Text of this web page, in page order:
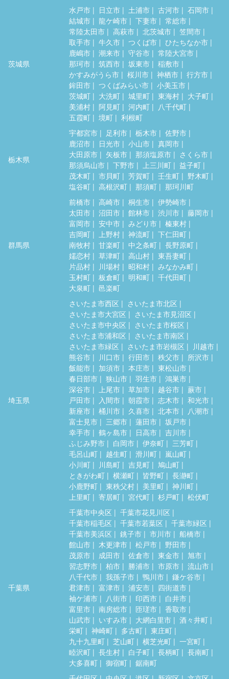
茨城県
水戸市 日立市 土浦市 古河市
石岡市
結城市
龍ケ崎市 下妻市
常総市
常陸太田市
高萩市 北茨城市
笠間市
取手市
牛久市 つくば市
ひたちなか市
鹿嶋市
潮来市 守谷市
常陸大宮市
那珂市
筑西市 坂東市
稲敷市
かすみがうら市
桜川市 神栖市
行方市
鉾田市
つくばみらい市
小美玉市
茨城町
大洗町 城里町 東海村
大子町
美浦村
阿見町 河内町
八千代町
五霞町
境町 利根町
栃木県
宇都宮市 足利市 栃木市
佐野市
鹿沼市
日光市 小山市
真岡市
大田原市
矢板市 那須塩原市
さくら市
那須烏山市
下野市 上三川町
益子町
茂木町
市貝町 芳賀町 壬生町
野木町
塩谷町
高根沢町 那須町 那珂川町
群馬県
前橋市 高崎市 桐生市
伊勢崎市
太田市
沼田市 館林市 渋川市
藤岡市
富岡市
安中市 みどり市
榛東村
吉岡町
上野村 神流町
下仁田町
南牧村
甘楽町 中之条町
長野原町
嬬恋村
草津町 高山村
東吾妻町
片品村
川場村 昭和村
みなかみ町
玉村町
板倉町 明和町
千代田町
大泉町
邑楽町
埼玉県
さいたま市西区
さいたま市北区
さいたま市大宮区
さいたま市見沼区
さいたま市中央区
さいたま市桜区
さいたま市浦和区
さいたま市南区
さいたま市緑区
さいたま市岩槻区
川越市
熊谷市
川口市 行田市 秩父市
所沢市
飯能市
加須市 本庄市
東松山市
春日部市
狭山市 羽生市
鴻巣市
深谷市
上尾市 草加市 越谷市
蕨市
戸田市
入間市 朝霞市 志木市
和光市
新座市
桶川市 久喜市 北本市
八潮市
富士見市
三郷市 蓮田市
坂戸市
幸手市
鶴ヶ島市 日高市
吉川市
ふじみ野市
白岡市 伊奈町
三芳町
毛呂山町
越生町 滑川町
嵐山町
小川町
川島町 吉見町
鳩山町
ときがわ町
横瀬町 皆野町
長瀞町
小鹿野町
東秩父村 美里町
神川町
上里町
寄居町 宮代町 杉戸町 松伏町
千葉県
千葉市中央区
千葉市花見川区
千葉市稲毛区
千葉市若葉区
千葉市緑区
千葉市美浜区
銚子市 市川市
船橋市
館山市
木更津市 松戸市
野田市
茂原市
成田市 佐倉市 東金市
旭市
習志野市
柏市 勝浦市 市原市
流山市
八千代市
我孫子市 鴨川市
鎌ケ谷市
君津市
富津市 浦安市
四街道市
袖ケ浦市
八街市 印西市
白井市
富里市
南房総市 匝瑳市
香取市
山武市
いすみ市 大網白里市
酒々井町
栄町
神崎町 多古町
東庄町
九十九里町
芝山町 横芝光町
一宮町
睦沢町
長生村 白子町 長柄町
長南町
大多喜町
御宿町
鋸南町